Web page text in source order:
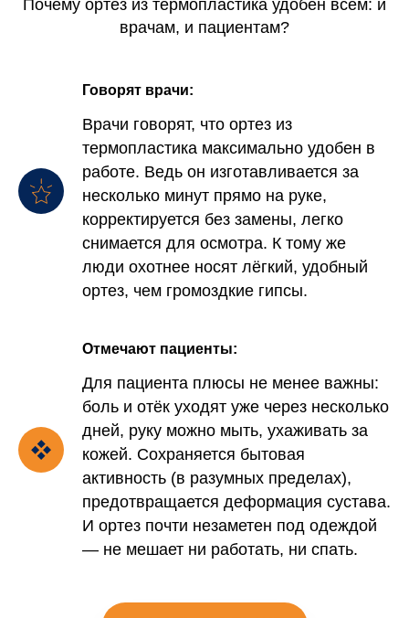
Почему ортез из термопластика удобен всем: и
врачам, и пациентам?
Говорят врачи:
Врачи говорят, что ортез из
термопластика максимально удобен в
работе. Ведь он изготавливается за
несколько минут прямо на руке,
корректируется без замены, легко
снимается для осмотра. К тому же
люди охотнее носят лёгкий, удобный
ортез, чем громоздкие гипсы.
Отмечают пациенты:
Для пациента плюсы не менее важны:
боль и отёк уходят уже через несколько
дней, руку можно мыть, ухаживать за
кожей. Сохраняется бытовая
активность (в разумных пределах),
предотвращается деформация сустава.
И ортез почти незаметен под одеждой
— не мешает ни работать, ни спать.